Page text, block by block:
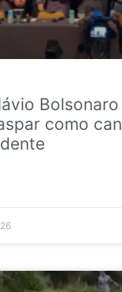
como